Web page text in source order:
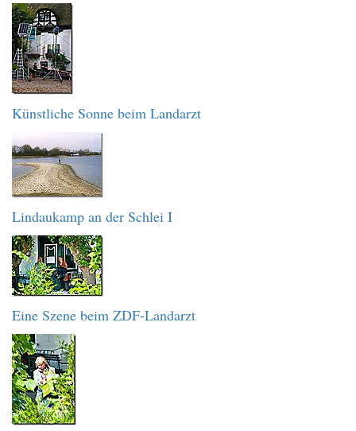
Künstliche Sonne beim Landarzt
Lindaukamp an der Schlei I
Eine Szene beim ZDF-Landarzt